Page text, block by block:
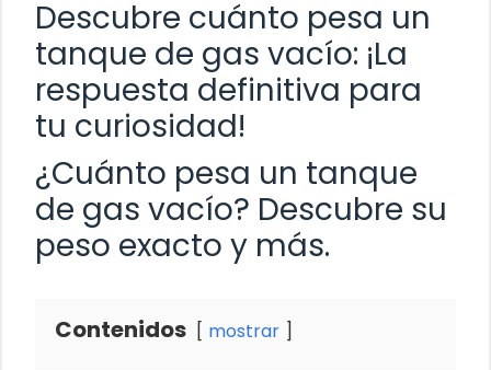
Descubre cuánto pesa un
tanque de gas vacío: ¡La
respuesta definitiva para
tu curiosidad!
¿Cuánto pesa un tanque
de gas vacío? Descubre su
peso exacto y más.
Contenidos mostrar